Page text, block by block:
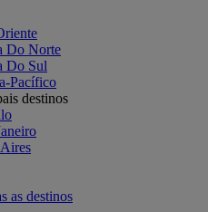
Do Norte
Do Sul
Pacífico
destinos
as destinos